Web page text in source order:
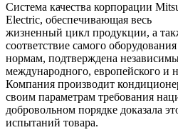
Cистема качества корпорации
Electric, обеспечивающая весь
жизненный цикл продукции, а
соответствие самого
нормам, подтверждена
международного, европейского и
Компания производит
своим параметрам требования
добровольном порядке доказала
испытаний товара.